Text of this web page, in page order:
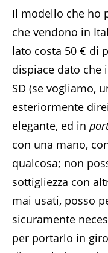
Il modello che ho
che vendono in
lato costa 50 € di
dispiace dato che
SD (se vogliamo,
esteriormente
elegante, ed in
con una mano,
qualcosa; non
sottigliezza con
mai usati, posso
sicuramente
per portarlo in